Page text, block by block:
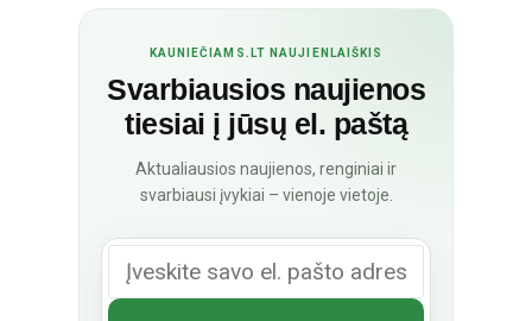
KAUNIEČIAMS.LT NAUJIENLAIŠKIS
Svarbiausios naujienos
tiesiai į jūsų el. paštą
Aktualiausios naujienos, renginiai ir
svarbiausi įvykiai – vienoje vietoje.